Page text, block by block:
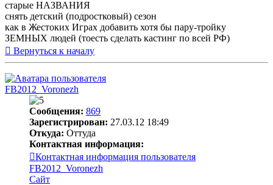
старые НАЗВАНИЯ
снять детский (подростковый) сезон
как в Жестоких Играх добавить хотя бы пару-тройку
ЗЕМНЫХ людей (тоесть сделать кастинг по всей РФ)
Вернуться к началу
FB2012_Voronezh
Сообщения: 869
Зарегистрирован: 27.03.12 18:49
Откуда: Оттуда
Контактная информация:
Контактная информация пользователя
FB2012_Voronezh
Сайт